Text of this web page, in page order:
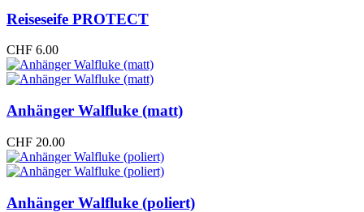
Reiseseife PROTECT
CHF 6.00
Anhänger Walfluke (matt)
CHF 20.00
Anhänger Walfluke (poliert)